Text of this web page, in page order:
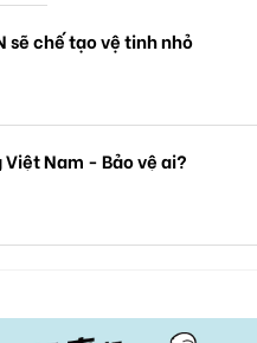
sẽ chế tạo vệ tinh nhỏ
Nam - Bảo vệ ai?